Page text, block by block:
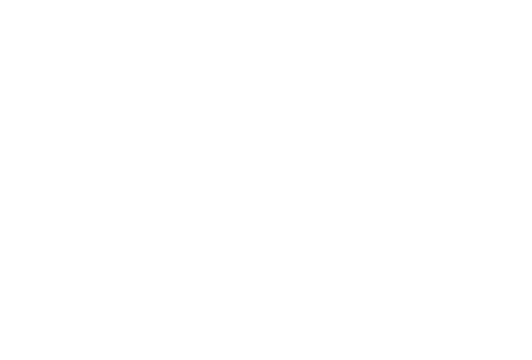
jasným dôkazom, že takéto podujatia majú zmysel –
spôsobom, ako spájať ľudí. Všeobecné lekárstvo nie je
praktického lekárstva